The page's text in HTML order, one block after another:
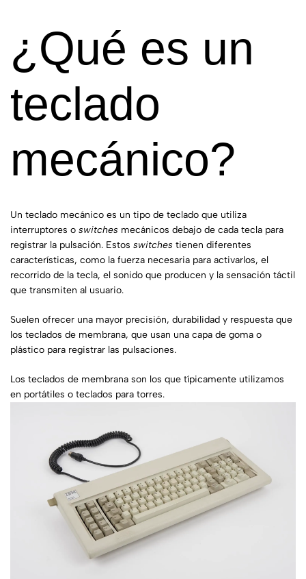
¿Qué es un
teclado
mecánico?
Un teclado mecánico es un tipo de teclado que utiliza
interruptores o switches mecánicos debajo de cada tecla para
registrar la pulsación. Estos switches tienen diferentes
características, como la fuerza necesaria para activarlos, el
recorrido de la tecla, el sonido que producen y la sensación táctil
que transmiten al usuario.
Suelen ofrecer una mayor precisión, durabilidad y respuesta que
los teclados de membrana, que usan una capa de goma o
plástico para registrar las pulsaciones.
Los teclados de membrana son los que típicamente utilizamos
en portátiles o teclados para torres.